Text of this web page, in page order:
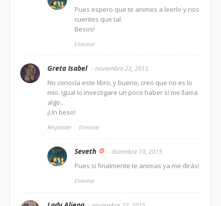
Pues espero que te animes a leerlo y nos
cuentes que tal.
Besos!
Eliminar
Greta Isabel noviembre 23, 2015
No conocía este libro, y bueno, creo que no es lo
mío. Igual lo investigare un poco haber si me llama
algo...
¡Un beso!
Responder Eliminar
Seveth diciembre 19, 2015
Pues si finalmente te animas ya me dirás!
Eliminar